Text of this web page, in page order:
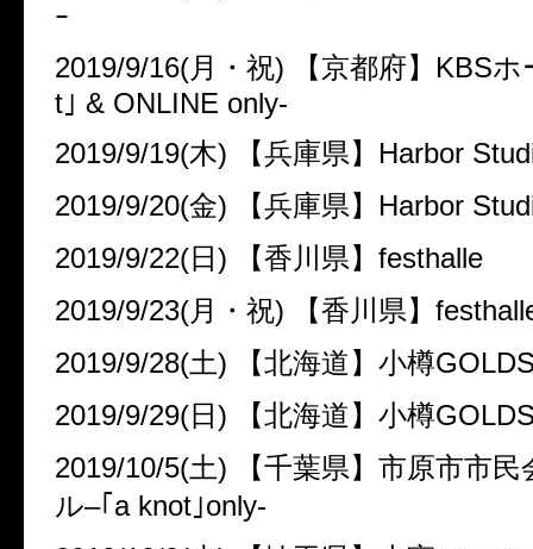
ｰ
2019/9/16(月・祝) 【京都府】 KBSホ
t ｣ & ONLINE only-
2019/9/19(木) 【兵庫県】 Harbor
2019/9/20(金) 【兵庫県】 Harbor
2019/9/22(日 ) 【香川県】 festhalle
2019/9/23(月・祝) 【香川県】
2019/9/28(土) 【北海道】小樽
2019/9/29(日 ) 【北海道】小樽
2019/10/5(土)
【千葉県】市原市市
ル–｢ a knot ｣only-